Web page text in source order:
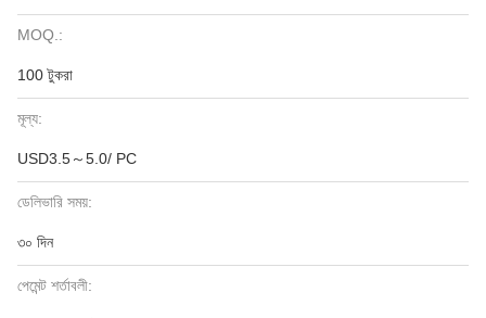
MOQ.:
100 টুকরা
মূল্য:
USD3.5～5.0/ PC
ডেলিভারি সময়:
৩০ দিন
পেমেন্ট শর্তাবলী: